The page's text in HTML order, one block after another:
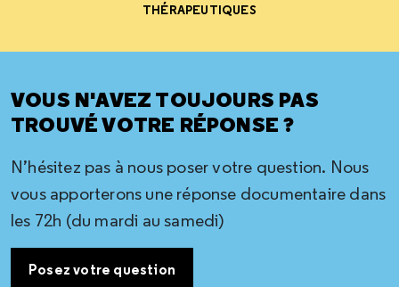
THÉRAPEUTIQUES
VOUS N'AVEZ TOUJOURS PAS
TROUVÉ VOTRE RÉPONSE ?
N’hésitez pas à nous poser votre question. Nous
vous apporterons une réponse documentaire dans
les 72h (du mardi au samedi)
Posez votre question